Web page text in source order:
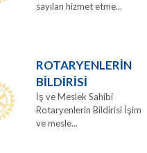
sayılan hizmet etme...
ROTARYENLERİN
BİLDİRİSİ
İş ve Meslek Sahibi
Rotaryenlerin Bildirisi İşim
ve mesle...